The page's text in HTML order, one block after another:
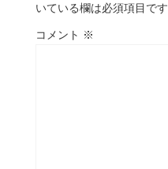
いている欄は必須項目です
コメント ※